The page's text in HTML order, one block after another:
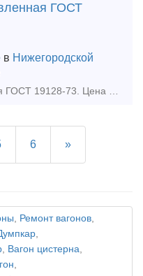
ГОСТ
в Нижегородской
Накладка 1Р50 восстановленная ГОСТ 19128-73. Цена накладки 1р 50 указана с ндсОтгрузка накладки 1Р-50: транспортной компанией или самовывозОплата накладок 1р50 осуществляется с пом
6 »
, Ремонт вагонов,
,
, Вагон цистерна,
,